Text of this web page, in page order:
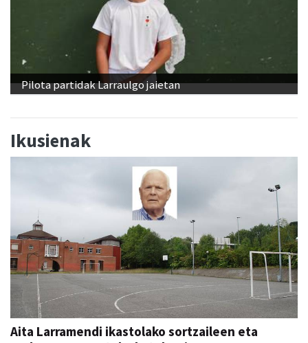
Pilota partidak Larraulgo jaietan
Ikusienak
Aita Larramendi ikastolako sortzaileen eta